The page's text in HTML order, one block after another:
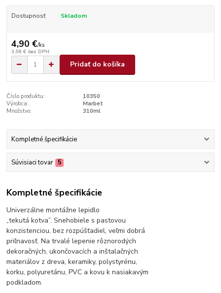
Dostupnosť Skladom
4,90 €/ks
3,98 € bez DPH
Pridať do košíka
Číslo produktu:
10350
Výrobca:
Marbet
Množstvo:
310ml
Kompletné špecifikácie
Súvisiaci tovar 5
Kompletné špecifikácie
Univerzálne montážne lepidlo
„tekutá kotva”. Snehobiele s pastovou
konzistenciou, bez rozpúšťadiel, veľmi dobrá
priľnavosť. Na trvalé lepenie rôznorodých
dekoračných, ukončovacích a inštalačných
materiálov z dreva, keramiky, polystyrénu,
korku, polyuretánu, PVC a kovu k nasiakavým
podkladom.